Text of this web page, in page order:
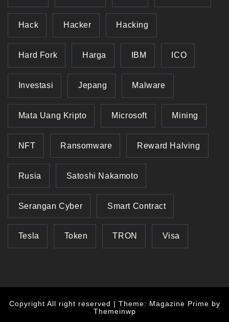
Hack Hacker Hacking
Hard Fork Harga IBM ICO
Investasi Jepang Malware
Mata Uang Kripto Microsoft Mining
NFT Ransomware Reward Halving
Rusia Satoshi Nakamoto
Serangan Cyber Smart Contract
Tesla Token TRON Visa
Copyright All right reserved | Theme: Magazine Prime by
Themeinwp